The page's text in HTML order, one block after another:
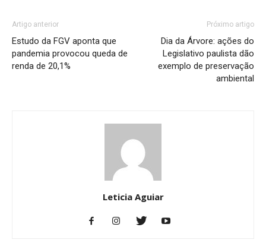
Artigo anterior
Estudo da FGV aponta que
pandemia provocou queda de
renda de 20,1%
Próximo artigo
Dia da Árvore: ações do
Legislativo paulista dão
exemplo de preservação
ambiental
Leticia Aguiar